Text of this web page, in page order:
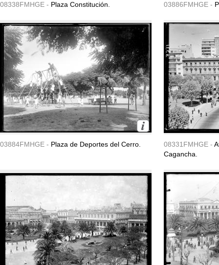
08338FMHGE - Plaza Constitución. 03886FMHGE -
03884FMHGE - Plaza de Deportes del Cerro. 08331FMHGE -
Cagancha.